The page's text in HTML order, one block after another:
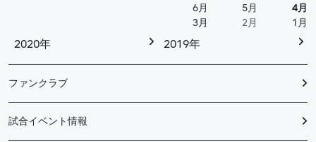
6月
5月
4月
3月
2月 1月
2020年 2019年
ファンクラブ
試合イベント情報